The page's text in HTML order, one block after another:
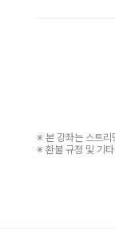
※ 본 강좌는 스트리
※ 환불 규정 및 기